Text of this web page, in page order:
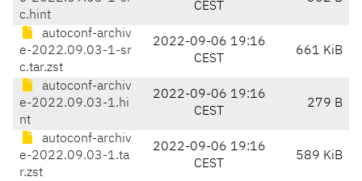
c.hint
CEST
autoconf-archiv
e-2022.09.03-1-sr
c.tar.zst
2022-09-06 19:16
CEST
661 KiB
autoconf-archiv
e-2022.09.03-1.hi
nt
2022-09-06 19:16
CEST
279 B
autoconf-archiv
e-2022.09.03-1.ta
r.zst
2022-09-06 19:16
CEST
589 KiB